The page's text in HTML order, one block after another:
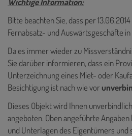
Bitte beachten Sie, dass per
Fernabsatz- und Auswärtsgeschäfte
Da es immer wieder zu
Sie darüber informieren, dass ein
Unterzeichnung eines Miet- oder
Besichtigung ist nach wie vor
Dieses Objekt wird Ihnen
angeboten. Oben angeführte
und Unterlagen des Eigentümers und